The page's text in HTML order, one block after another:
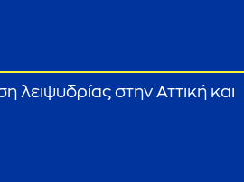
λειψυδρίας στην Αττική και